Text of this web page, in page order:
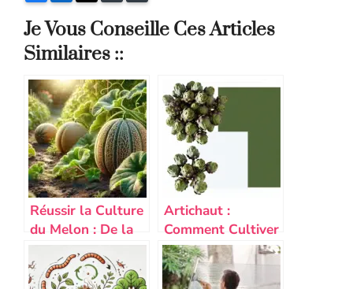
Je Vous Conseille Ces Articles
Similaires ::
Réussir la Culture
du Melon : De la
Graine à la
Récolte
Artichaut :
Comment Cultiver
ce Légume aux
Milles Vertus ?